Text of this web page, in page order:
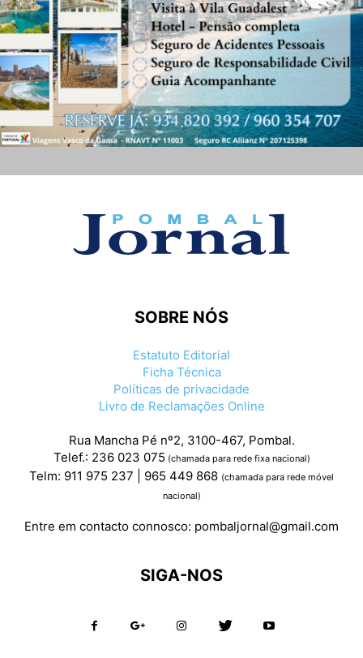
SOBRE NÓS
Estatuto Editorial
Ficha Técnica
Políticas de privacidade
Livro de Reclamações Online
Rua Mancha Pé nº2, 3100-467, Pombal.
Telef.: 236 023 075 (chamada para rede fixa nacional)
Telm: 911 975 237 | 965 449 868 (chamada para rede móvel
nacional)
Entre em contacto connosco: pombaljornal@gmail.com
SIGA-NOS